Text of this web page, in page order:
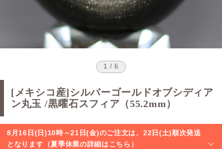
1 / 6
[メキシコ産]シルバーゴールドオブシディア
ン丸玉 /黒曜石スフィア（55.2mm）
8月16日(日)10時～21日(金)のご注文は、22日(土)順次発送
となります（夏季休業の詳細はこちら）